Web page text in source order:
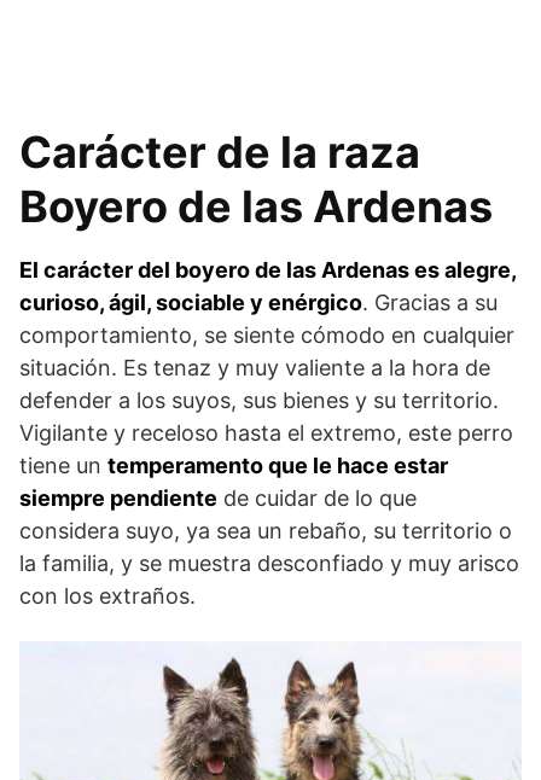
Carácter de la raza
Boyero de las Ardenas
El carácter del boyero de las Ardenas es alegre,
curioso, ágil, sociable y enérgico. Gracias a su
comportamiento, se siente cómodo en cualquier
situación. Es tenaz y muy valiente a la hora de
defender a los suyos, sus bienes y su territorio.
Vigilante y receloso hasta el extremo, este perro
tiene un temperamento que le hace estar
siempre pendiente de cuidar de lo que
considera suyo, ya sea un rebaño, su territorio o
la familia, y se muestra desconfiado y muy arisco
con los extra­ños.